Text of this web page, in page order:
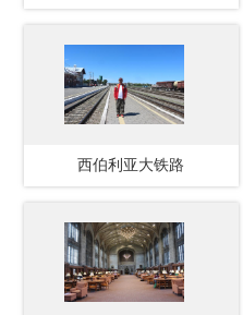
西伯利亚大铁路